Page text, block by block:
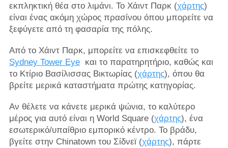
εκπληκτική θέα στο λιμάνι. Το Χάιντ Παρκ (χάρτης)
είναι ένας ακόμη χώρος πρασίνου όπου μπορείτε να
ξεφύγετε από τη φασαρία της πόλης.
Από το Χάιντ Παρκ, μπορείτε να επισκεφθείτε το
Sydney Tower Eyeκαι το παρατηρητήριο, καθώς και
το Κτίριο Βασίλισσας Βικτωρίας (χάρτης), όπου θα
βρείτε μερικά καταστήματα πρώτης κατηγορίας.
Αν θέλετε να κάνετε μερικά ψώνια, το καλύτερο
μέρος για αυτό είναι η World Square (χάρτης), ένα
εσωτερικό/υπαίθριο εμπορικό κέντρο. Το βράδυ,
βγείτε στην Chinatown του Σίδνεϊ (χάρτης), πάρτε